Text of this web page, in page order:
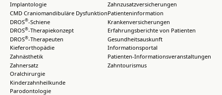
Implantologie
CMD Craniomandibuläre Dysfunktion
DROS®-Schiene
DROS®-Therapiekonzept
DROS®-Therapeuten
Kieferorthopädie
Zahnästhetik
Zahnersatz
Oralchirurgie
Kinderzahnheilkunde
Parodontologie
Zahnzusatzversicherungen
Patienteninformation
Krankenversicherungen
Erfahrungsberichte von Patienten
Gesundheitsauskunft
Informationsportal
Patienten-Informationsveranstaltungen
Zahntourismus